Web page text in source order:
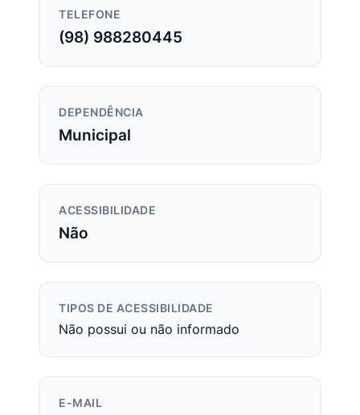
TELEFONE
(98) 988280445
DEPENDÊNCIA
Municipal
ACESSIBILIDADE
Não
TIPOS DE ACESSIBILIDADE
Não possui ou não informado
E-MAIL